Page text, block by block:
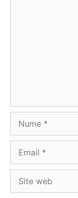
web